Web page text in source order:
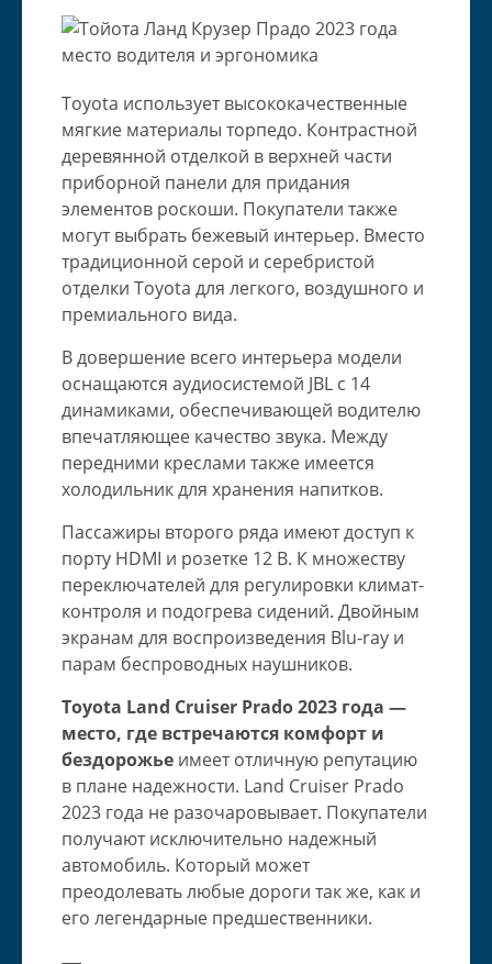
Toyota использует высококачественные
мягкие материалы торпедо. Контрастной
деревянной отделкой в ​​​​верхней части
приборной панели для придания
элементов роскоши. Покупатели также
могут выбрать бежевый интерьер. Вместо
традиционной серой и серебристой
отделки Toyota для легкого, воздушного и
премиального вида.
В довершение всего интерьера модели
оснащаются аудиосистемой JBL с 14
динамиками, обеспечивающей водителю
впечатляющее качество звука. Между
передними креслами также имеется
холодильник для хранения напитков.
Пассажиры второго ряда имеют доступ к
порту HDMI и розетке 12 В. К множеству
переключателей для регулировки климат-
контроля и подогрева сидений. Двойным
экранам для воспроизведения Blu-ray и
парам беспроводных наушников.
Toyota Land Cruiser Prado 2023 года —
место, где встречаются комфорт и
бездорожье имеет отличную репутацию
в плане надежности. Land Cruiser Prado
2023 года не разочаровывает. Покупатели
получают исключительно надежный
автомобиль. Который может
преодолевать любые дороги так же, как и
его легендарные предшественники.